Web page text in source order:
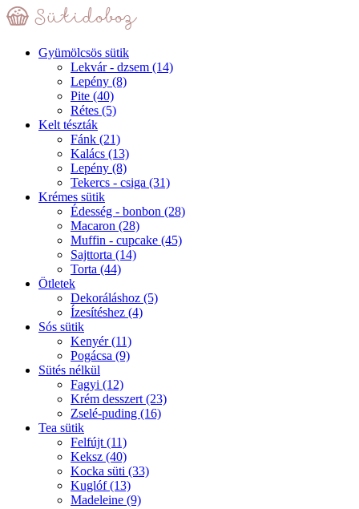
Gyümölcsös sütik
Lekvár - dzsem (14)
Lepény (8)
Pite (40)
Rétes (5)
Kelt tészták
Fánk (21)
Kalács (13)
Lepény (8)
Tekercs - csiga (31)
Krémes sütik
Édesség - bonbon (28)
Macaron (28)
Muffin - cupcake (45)
Sajttorta (14)
Torta (44)
Ötletek
Dekoráláshoz (5)
Ízesítéshez (4)
Sós sütik
Kenyér(11)
Pogácsa (9)
Sütés nélkül
Fagyi (12)
Krém desszert (23)
Zselé-puding (16)
Tea sütik
Felfújt (11)
Keksz (40)
Kocka süti (33)
Kuglóf(13)
Madeleine (9)